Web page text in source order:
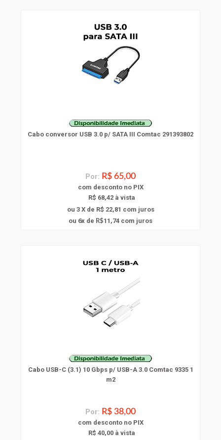
Cabo conversor USB 3.0 p/ SATA III Comtac 291393802
Por: R$ 65,00
com desconto no PIX
R$ 68,42 à vista
ou 3 X de R$ 22,81 com juros
ou 6x de R$11,74 com juros
Cabo USB-C (3.1) 10 Gbps p/ USB-A 3.0 Comtac 9335 1
m2
Por: R$ 38,00
com desconto no PIX
R$ 40,00 à vista